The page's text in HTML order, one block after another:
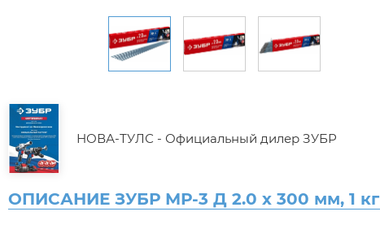
НОВА-ТУЛС - Официальный дилер ЗУБР
ОПИСАНИЕ ЗУБР МР-3 Д 2.0 х 300 мм, 1 кг